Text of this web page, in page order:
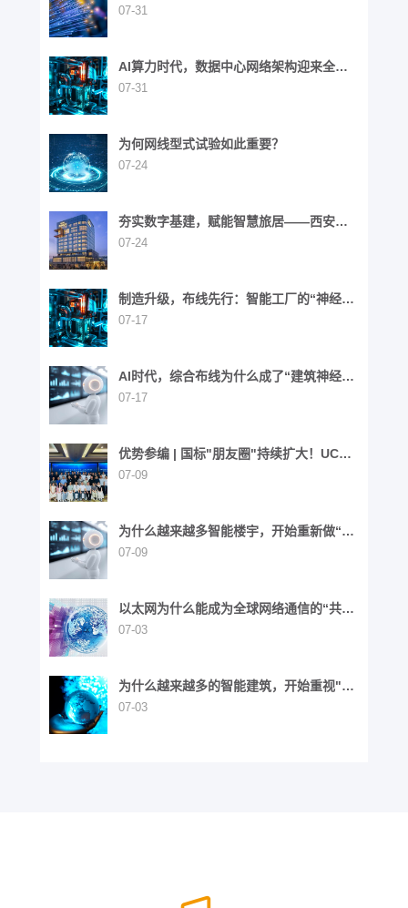
石
07-31
AI算力时代，数据中心网络架构迎来全面
演进
07-31
为何网线型式试验如此重要？
07-24
夯实数字基建，赋能智慧旅居——西安高
新区英迪格酒店
07-24
制造升级，布线先行：智能工厂的“神经网
络”重构之路
07-17
AI时代，综合布线为什么成了“建筑神经网
络”？
07-17
优势参编 | 国标"朋友圈"持续扩大！UCS
同步参与6项国家标准制定
07-09
为什么越来越多智能楼宇，开始重新做“布
线”这件事？
07-09
以太网为什么能成为全球网络通信的“共同
语言”？
07-03
为什么越来越多的智能建筑，开始重视"布
线生命周期"？
07-03